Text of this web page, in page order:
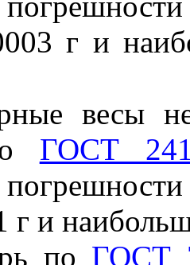
г и
весы
ГОСТ
г и
по ГОСТ